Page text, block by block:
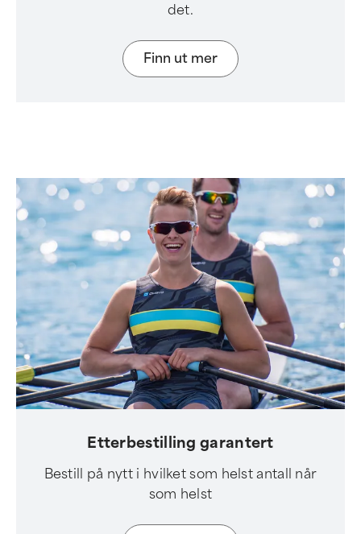
det.
Finn ut mer
Etterbestilling garantert
Bestill på nytt i hvilket som helst antall når
som helst